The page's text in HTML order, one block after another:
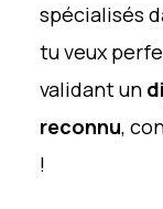
spécialisés
tu veux
validant un
reconnu,
!